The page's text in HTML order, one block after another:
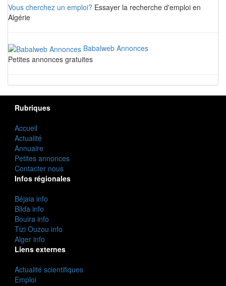
Vous cherchez un emploi? Essayer la recherche d'emploi en
Algérie
Babalweb Annonces
Petites annonces gratuites
Rubriques
Accueil
Actualité
Annuaire
Petites annonces
Contacter nous
Infos régionales
Béjaia info
Blida info
Bouira info
Tizi Ouzou info
Alger info
Liens externes
Actualité scientifiques
Emploi